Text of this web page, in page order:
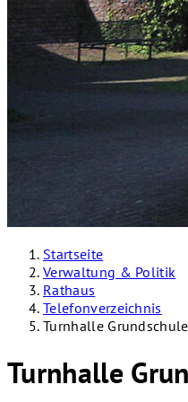
Startseite
Verwaltung & Politik
Rathaus
Telefonverzeichnis
Turnhalle
Turnhalle